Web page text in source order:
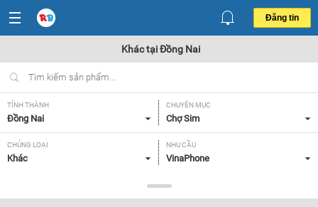
Đăng tin
Khác tại Đồng Nai
TỈNH THÀNH
Đồng Nai
CHUYÊN MỤC
Chợ Sim
CHỦNG LOẠI
Khác
NHU CẦU
VinaPhone
Tất cả